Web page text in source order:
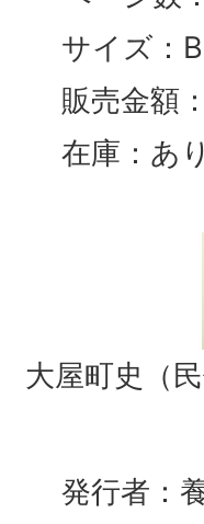
サイズ：
販売金
在庫：あり
大屋町
発行者：